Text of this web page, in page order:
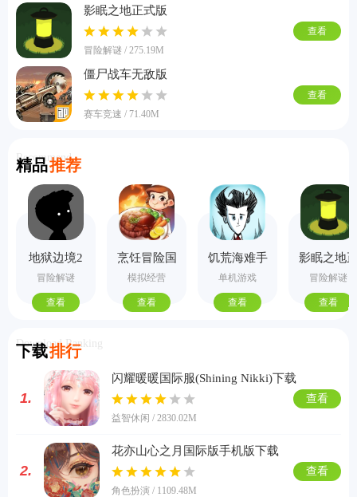
影眠之地正式版
冒险解谜 / 275.19M
查看
僵尸战车无敌版
赛车竞速 / 71.40M
查看
精品推荐
Recommend
地狱边境2
手机版
冒险解谜
查看
烹饪冒险国
际服
模拟经营
查看
饥荒海难手
机版
单机游戏
查看
影眠之地
式版
冒险解谜
查看
下载排行
Download Ranking
1.
闪耀暖暖国际服(Shining Nikki)下载
益智休闲 / 2830.02M
查看
2.
花亦山心之月国际版手机版下载
角色扮演 / 1109.48M
查看